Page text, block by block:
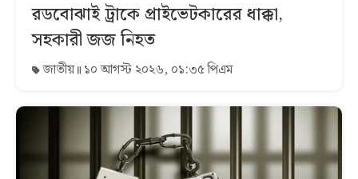
রডবোঝাই ট্রাকে প্রাইভেটকারের ধাক্কা,
সহকারী জজ নিহত
জাতীয় ১০ আগস্ট ২০২৬, ০১:৩৫ পিএম